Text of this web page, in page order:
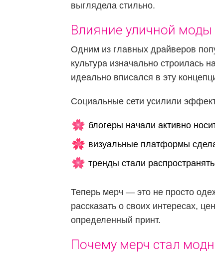
выглядела стильно.
Влияние уличной моды
Одним из главных драйверов
культура изначально строилась
идеально вписался в эту
Социальные сети усилили
блогеры начали активно
визуальные платформы
тренды стали
Теперь мерч — это не просто
рассказать о своих интересах,
определенный принт.
Почему мерч стал